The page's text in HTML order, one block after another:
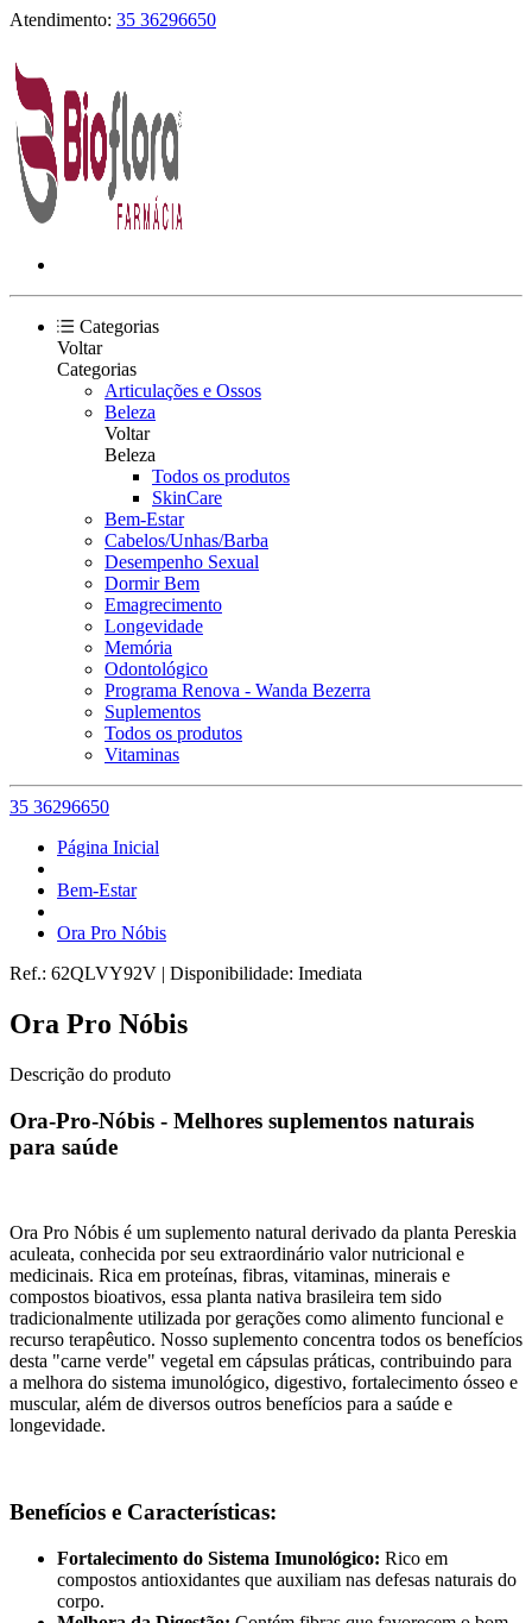
Atendimento: 35 36296650
Categorias
Voltar
Categorias
Articulações e Ossos
Beleza
Voltar
Beleza
Todos os produtos
SkinCare
Bem-Estar
Cabelos/Unhas/Barba
Desempenho Sexual
Dormir Bem
Emagrecimento
Longevidade
Memória
Odontológico
Programa Renova - Wanda Bezerra
Suplementos
Todos os produtos
Vitaminas
35 36296650
Página Inicial
Bem-Estar
Ora Pro Nóbis
Ref.: 62QLVY92V | Disponibilidade: Imediata
Ora Pro Nóbis
Descrição do produto
Ora-Pro-Nóbis - Melhores suplementos naturais
para saúde
Ora Pro Nóbis é um suplemento natural derivado da planta Pereskia
aculeata, conhecida por seu extraordinário valor nutricional e
medicinais. Rica em proteínas, fibras, vitaminas, minerais e
compostos bioativos, essa planta nativa brasileira tem sido
tradicionalmente utilizada por gerações como alimento funcional e
recurso terapêutico. Nosso suplemento concentra todos os benefícios
desta "carne verde" vegetal em cápsulas práticas, contribuindo para
a melhora do sistema imunológico, digestivo, fortalecimento ósseo e
muscular, além de diversos outros benefícios para a saúde e
longevidade.
Benefícios e Características:
Fortalecimento do Sistema Imunológico: Rico em
compostos antioxidantes que auxiliam nas defesas naturais do
corpo.